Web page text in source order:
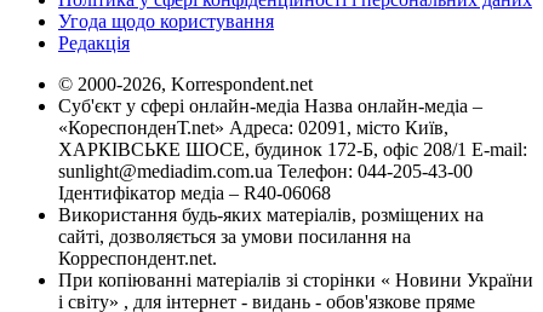
Угода щодо користування
Редакція
© 2000-2026, Korrespondent.net
Суб'єкт у сфері онлайн-медіа Назва онлайн-медіа –
«КореспонденТ.net» Адреса: 02091, місто Київ,
ХАРКІВСЬКЕ ШОСЕ, будинок 172-Б, офіс 208/1 E-mail:
sunlight@mediadim.com.ua Телефон: 044-205-43-00
Ідентифікатор медіа – R40-06068
Використання будь-яких матеріалів, розміщених на
сайті, дозволяється за умови посилання на
Корреспондент.net.
При копіюванні матеріалів зі сторінки « Новини України
і світу» , для інтернет - видань - обов'язкове пряме